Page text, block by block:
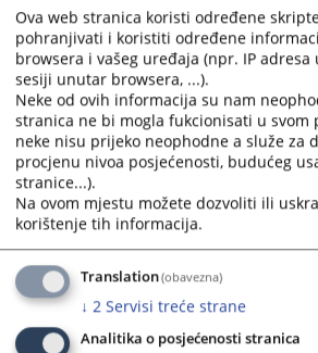
Zapamti me
Prijava
Zaboravili ste lozinku?
Želite postati član?
Ova web stranica koristi određene
pohranjivati i koristiti određene
browsera i vašeg uređaja (npr. IP
sesiji unutar browsera, ...).
Neke od ovih informacija su nam
stranica ne bi mogla fukcionisati u svom
neke nisu prijeko neophodne a služe za
procjenu nivoa posjećenosti, budućeg
stranice...).
Na ovom mjestu možete dozvoliti ili
korištenje tih informacija.
Translation(obavezna)
↓ 2 Servisi treće strane
Analitika o posjećenosti stranica